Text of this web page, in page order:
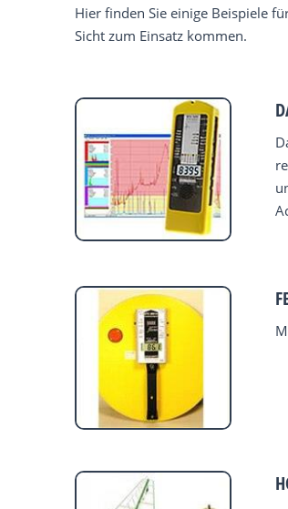
Hier finden Sie einige Beispiele
Sicht zum Einsatz kommen.